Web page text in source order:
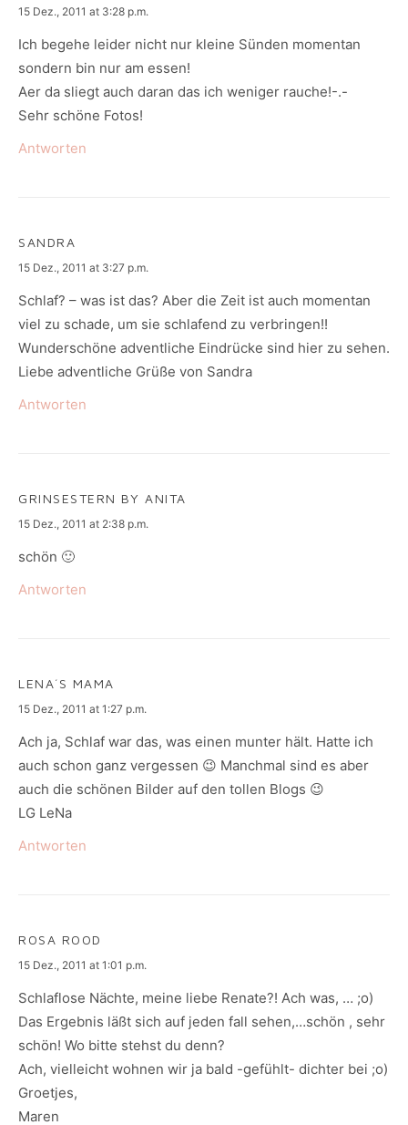
says:
15 Dez., 2011 at 3:28 p.m.
Ich begehe leider nicht nur kleine Sünden momentan
sondern bin nur am essen!
Aer da sliegt auch daran das ich weniger rauche!-.-
Sehr schöne Fotos!
Antworten
SANDRA
says:
15 Dez., 2011 at 3:27 p.m.
Schlaf? – was ist das? Aber die Zeit ist auch momentan
viel zu schade, um sie schlafend zu verbringen!!
Wunderschöne adventliche Eindrücke sind hier zu sehen.
Liebe adventliche Grüße von Sandra
Antworten
GRINSESTERN BY ANITA
says:
15 Dez., 2011 at 2:38 p.m.
schön 🙂
Antworten
LENA´S MAMA
says:
15 Dez., 2011 at 1:27 p.m.
Ach ja, Schlaf war das, was einen munter hält. Hatte ich
auch schon ganz vergessen 😉 Manchmal sind es aber
auch die schönen Bilder auf den tollen Blogs 😉
LG LeNa
Antworten
ROSA ROOD
says:
15 Dez., 2011 at 1:01 p.m.
Schlaflose Nächte, meine liebe Renate?! Ach was, … ;o)
Das Ergebnis läßt sich auf jeden fall sehen,…schön , sehr
schön! Wo bitte stehst du denn?
Ach, vielleicht wohnen wir ja bald -gefühlt- dichter bei ;o)
Groetjes,
Maren